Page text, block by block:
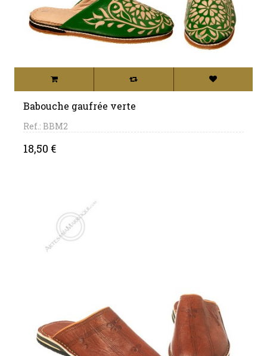
Babouche gaufrée verte
Ref.: BBM2
Price
18,50 €